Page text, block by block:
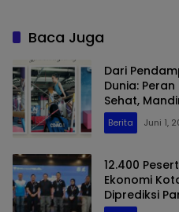
Baca Juga
Dari
Dunia:
Sehat,
Berita Juni 1,
12.400
Ekonomi
Diprediksi